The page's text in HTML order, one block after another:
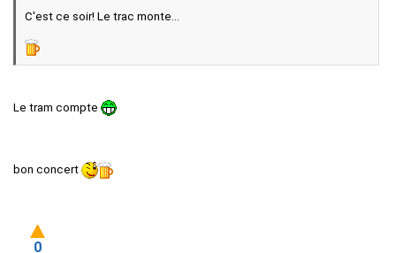
C'est ce soir! Le trac monte...
Le tram compte
bon concert
0